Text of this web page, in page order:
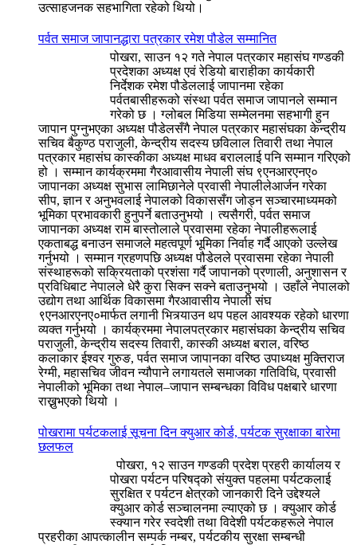
उत्साहजनक सहभागिता रहेको थियो।
पर्वत समाज जापानद्धारा पत्रकार रमेश पौडेल सम्मानित
पोखरा, साउन १२ गते नेपाल पत्रकार महासंघ गण्डकी
प्रदेशका अध्यक्ष एवं रेडियो बाराहीका कार्यकारी
निर्देशक रमेश पौडेललाई जापानमा रहेका
पर्वतबासीहरूको संस्था पर्वत समाज जापानले सम्मान
गरेको छ । ग्लोबल मिडिया सम्मेलनमा सहभागी हुन
जापान पुग्नुभएका अध्यक्ष पौडेलसँगै नेपाल पत्रकार महासंघका केन्द्रीय
सचिव बैकुण्ठ पराजुली, केन्द्रीय सदस्य छविलाल तिवारी तथा नेपाल
पत्रकार महासंघ कास्कीका अध्यक्ष माधव बराललाई पनि सम्मान गरिएको
हो । सम्मान कार्यक्रममा गैरआवासीय नेपाली संघ ९एनआरएनए०
जापानका अध्यक्ष सुभास लामिछानेले प्रवासी नेपालीलेआर्जन गरेका
सीप, ज्ञान र अनुभवलाई नेपालको विकाससँग जोड्न सञ्चारमाध्यमको
भूमिका प्रभावकारी हुनुपर्ने बताउनुभयो । त्यसैगरी, पर्वत समाज
जापानका अध्यक्ष राम बास्तोलाले प्रवासमा रहेका नेपालीहरूलाई
एकताबद्ध बनाउन समाजले महत्वपूर्ण भूमिका निर्वाह गर्दै आएको उल्लेख
गर्नुभयो । सम्मान ग्रहणपछि अध्यक्ष पौडेलले प्रवासमा रहेका नेपाली
संस्थाहरूको सक्रियताको प्रशंसा गर्दै जापानको प्रणाली, अनुशासन र
प्रविधिबाट नेपालले धेरै कुरा सिक्न सक्ने बताउनुभयो । उहाँले नेपालको
उद्योग तथा आर्थिक विकासमा गैरआवासीय नेपाली संघ
९एनआरएनए०मार्फत लगानी भित्र्याउन थप पहल आवश्यक रहेको धारणा
व्यक्त गर्नुभयो । कार्यक्रममा नेपालपत्रकार महासंघका केन्द्रीय सचिव
पराजुली, केन्द्रीय सदस्य तिवारी, कास्की अध्यक्ष बराल, वरिष्ठ
कलाकार ईश्वर गुरुङ, पर्वत समाज जापानका वरिष्ठ उपाध्यक्ष मुक्तिराज
रेग्मी, महासचिव जीवन न्यौपाने लगायतले समाजका गतिविधि, प्रवासी
नेपालीको भूमिका तथा नेपाल–जापान सम्बन्धका विविध पक्षबारे धारणा
राख्नुभएको थियो ।
पोखरामा पर्यटकलाई सूचना दिन क्युआर कोर्ड, पर्यटक सुरक्षाका बारेमा
छलफल
पोखरा, १२ साउन गण्डकी प्रदेश प्रहरी कार्यालय र
पोखरा पर्यटन परिषद्को संयुक्त पहलमा पर्यटकलाई
सुरक्षित र पर्यटन क्षेत्रको जानकारी दिने उद्देश्यले
क्युआर कोर्ड सञ्चालनमा ल्याएको छ । क्युआर कोर्ड
स्क्यान गरेर स्वदेशी तथा विदेशी पर्यटकहरूले नेपाल
प्रहरीका आपत्कालीन सम्पर्क नम्बर, पर्यटकीय सुरक्षा सम्बन्धी